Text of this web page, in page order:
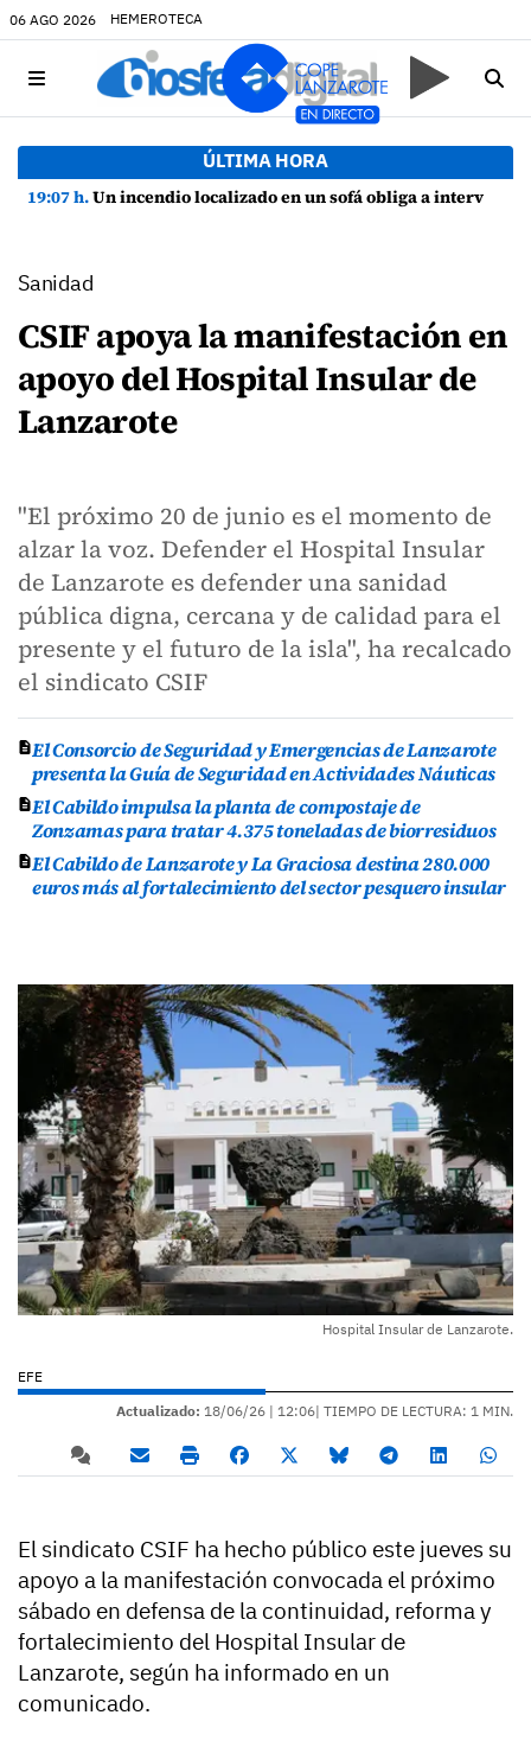
06 AGO 2026 HEMEROTECA
ÚLTIMA HORA
19:07 h.Un incendio localizado en un sofá obliga a intervenir en una vivienda de Playa Honda
Sanidad
CSIF apoya la manifestación en
apoyo del Hospital Insular de
Lanzarote
"El próximo 20 de junio es el momento de
alzar la voz. Defender el Hospital Insular
de Lanzarote es defender una sanidad
pública digna, cercana y de calidad para el
presente y el futuro de la isla", ha recalcado
el sindicato CSIF
El Consorcio de Seguridad y Emergencias de Lanzarote
presenta la Guía de Seguridad en Actividades Náuticas
El Cabildo impulsa la planta de compostaje de
Zonzamas para tratar 4.375 toneladas de biorresiduos
El Cabildo de Lanzarote y La Graciosa destina 280.000
euros más al fortalecimiento del sector pesquero insular
Hospital Insular de Lanzarote.
EFE
Actualizado: 18/06/26 | 12:06| TIEMPO DE LECTURA: 1 MIN.
El sindicato CSIF ha hecho público este jueves su
apoyo a la manifestación convocada el próximo
sábado en defensa de la continuidad, reforma y
fortalecimiento del Hospital Insular de
Lanzarote, según ha informado en un
comunicado.